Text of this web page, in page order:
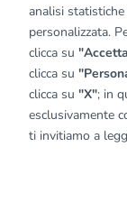
analisi
personalizzata.
clicca su
clicca su
clicca su "X"; in
esclusivamente
ti invitiamo a